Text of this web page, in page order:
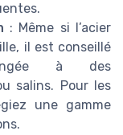
: Même si l’acier
il est conseillé
à des
salins. Pour les
une gamme